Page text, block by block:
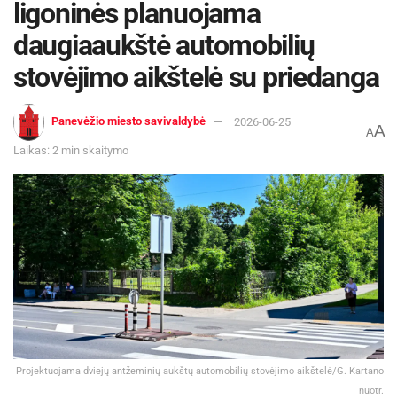
ligoninės planuojama
daugiaaukštė automobilių
stovėjimo aikštelė su priedanga
Panevėžio miesto savivaldybė 2026-06-25
Laikas: 2 min skaitymo
AA
Projektuojama dviejų antžeminių aukštų automobilių stovėjimo aikštelė/G. Kartano
nuotr.